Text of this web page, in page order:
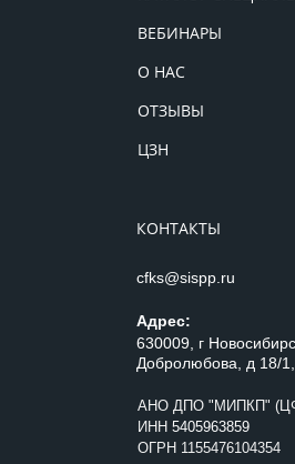
ВЕБИНАРЫ
О НАС
ОТЗЫВЫ
ЦЗН
КОНТАКТЫ
cfks@sispp.ru
Адрес:
630009, г
Добролюбова, д 18/
АНО ДПО "МИПКП"
ИНН 5405963859
ОГРН 1155476104354